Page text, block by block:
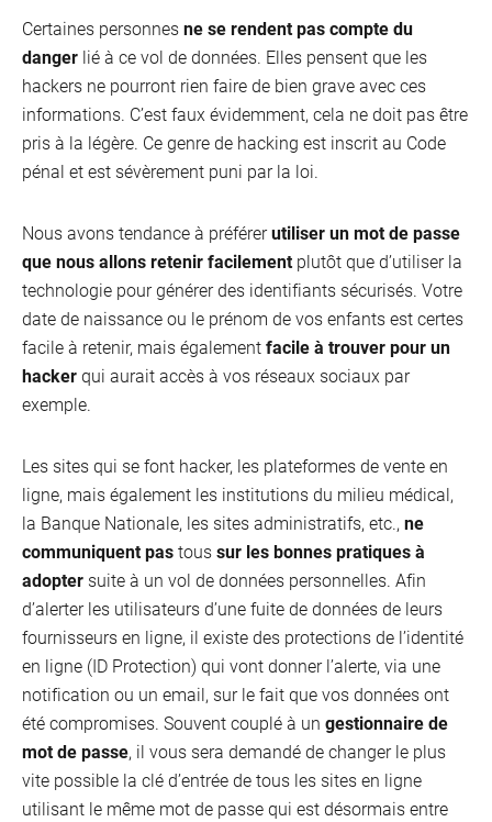
Certaines personnesne se rendent pas compte du
danger lié à ce vol de données. Elles pensent que les
hackers ne pourront rien faire de bien grave avec ces
informations. C’est faux évidemment, cela ne doit pas être
pris à la légère. Ce genre de hacking est inscrit au Code
pénal et est sévèrement puni par la loi.
Nous avons tendance à préférerutiliser un mot de passe
que nous allons retenir facilement plutôt que d’utiliser la
technologie pour générer des identifiants sécurisés. Votre
date de naissance ou le prénom de vos enfants est certes
facile à retenir, mais égalementfacile à trouver pour un
hackerqui aurait accès à vos réseaux sociaux par
exemple.
Les sites qui se font hacker, les plateformes de vente en
ligne, mais également les institutions du milieu médical,
la Banque Nationale, les sites administratifs, etc., ne
communiquent pastoussur les bonnes pratiques à
adopter suite à un vol de données personnelles. Afin
d’alerter les utilisateurs d’une fuite de données de leurs
fournisseurs en ligne, il existe des protections de l’identité
en ligne (ID Protection) qui vont donner l’alerte, via une
notification ou un email, sur le fait que vos données ont
été compromises. Souvent couplé à un gestionnaire de
mot de passe, il vous sera demandé de changer le plus
vite possible la clé d’entrée de tous les sites en ligne
utilisant le même mot de passe qui est désormais entre